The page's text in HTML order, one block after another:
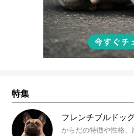
特集
フレンチブルドッ
からだの特徴や性格